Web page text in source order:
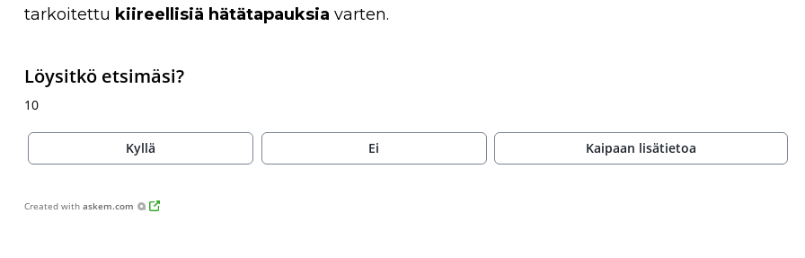
tarkoitettu kiireellisiä hätätapauksia varten.
Löysitkö etsimäsi?
10
Kyllä Ei Kaipaan lisätietoa
Created with askem.com